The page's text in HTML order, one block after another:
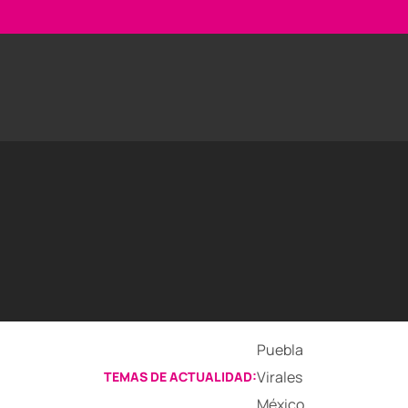
TEMAS DE ACTUALIDAD:
Puebla
Virales
México